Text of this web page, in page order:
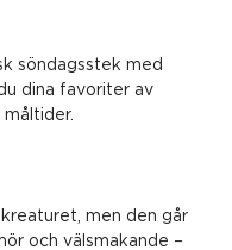
söndagsstek med
dina favoriter av
men den går
och välsmakande –